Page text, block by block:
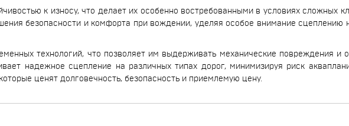
к износу, что делает их особенно востребованными в условиях сложных
безопасности и комфорта при вождении, уделяя особое внимание сцеплению
технологий, что позволяет им выдерживать механические повреждения и
надежное сцепление на различных типах дорог, минимизируя риск
ценят долговечность, безопасность и приемлемую цену.